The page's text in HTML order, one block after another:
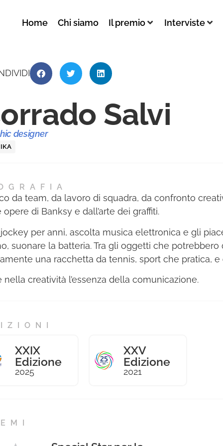
Home Chi siamo Il premio Interviste
Salvi
designer
da team, da lavoro di squadra, da confronto
opere di Banksy e dall’arte dei graffiti.
per anni, ascolta musica elettronica e gli
suonare la batteria. Tra gli oggetti che potrebbero
una racchetta da tennis, sport che pratica, e
nella creatività l’essenza della comunicazione.
XXIX
Edizione
2025
XXV
Edizione
2021